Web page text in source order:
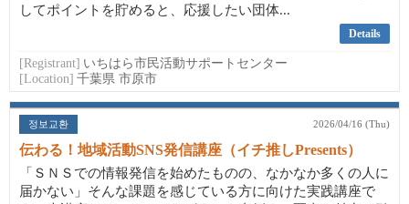
してポイントを貯めると、応援したい団体...
Details
[Registrant] いちはら市民活動サポートセンター
[Location] 千葉県 市原市
정보교환 2026/04/16 (Thu)
伝わる！地域活動SNS発信講座（イチ推しPresents）
「ＳＮＳでの情報発信を始めたものの、なかなか多くの人に
届かない」そんな課題を感じている方に向けた実践講座で